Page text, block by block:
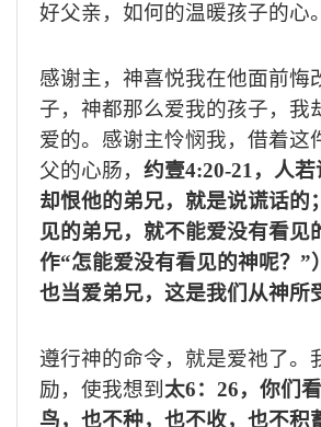
好父亲，如何的温暖孩子的心。
感谢主，神喜悦我在他面前悔
子，神都那么爱我的孩子，我
爱的。感谢主怜悯我，借着这
父的心肠， 约壹4:20-21 ，人若
却恨他的弟兄，就是说谎话的
见的弟兄，就不能爱没有看见
作“怎能爱没有看见的神呢？”
也当爱弟兄，这是我们从神所
遵行神的命令，就是爱祂了。
励，使我想到 太6： 26，你们
鸟，也不种，也不收，也不积